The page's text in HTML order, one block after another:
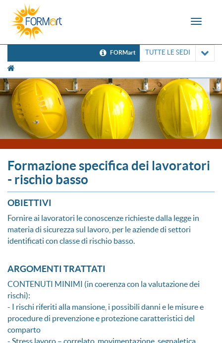
Toggle
FORMart TUTTE LE SEDI
Formazione specifica dei lavoratori
- rischio basso
OBIETTIVI
Fornire ai lavoratori le conoscenze richieste dalla legge in
materia di sicurezza sul lavoro, per le aziende di settori
identificati con classe di rischio basso.
ARGOMENTI TRATTATI
CONTENUTI MINIMI (in coerenza con la valutazione dei
rischi):
- I rischi riferiti alla mansione, i possibili danni e le misure e
procedure di prevenzione e protezione caratteristici del
comparto
- Stress lavoro – correlato, movimentazione, segnaletica,